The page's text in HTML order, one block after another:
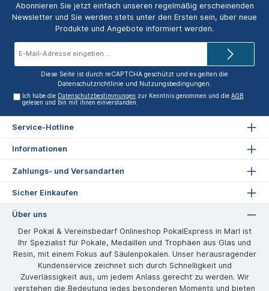
Abonnieren Sie jetzt einfach unseren regelmäßig erscheinenden
Newsletter und Sie werden stets unter den Ersten sein, über neue
Produkte und Angebote informiert werden.
Diese Seite ist durch reCAPTCHA geschützt und es gelten die
Datenschutzrichtlinie und Nutzungsbedingungen.
Ich habe die Datenschutzbestimmungen zur Kenntnis genommen und dieAGB
gelesen und bin mit ihnen einverstanden.
Service-Hotline
Informationen
Zahlungs- und Versandarten
Sicher Einkaufen
Über uns
Der Pokal & Vereinsbedarf Onlineshop PokalExpress in Marl ist
Ihr Spezialist für Pokale, Medaillen und Trophäen aus Glas und
Resin, mit einem Fokus auf Säulenpokalen. Unser herausragender
Kundenservice zeichnet sich durch Schnelligkeit und
Zuverlässigkeit aus, um jedem Anlass gerecht zu werden. Wir
verstehen die Bedeutung jedes besonderen Moments und bieten